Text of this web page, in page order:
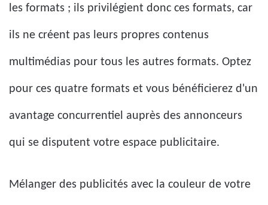
les formats ; ils privilégient donc ces formats, car
ils ne créent pas leurs propres contenus
multimédias pour tous les autres formats. Optez
pour ces quatre formats et vous bénéficierez d'un
avantage concurrentiel auprès des annonceurs
qui se disputent votre espace publicitaire.
Mélanger des publicités avec la couleur de votre